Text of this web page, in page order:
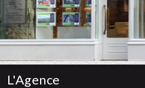
L'Agence